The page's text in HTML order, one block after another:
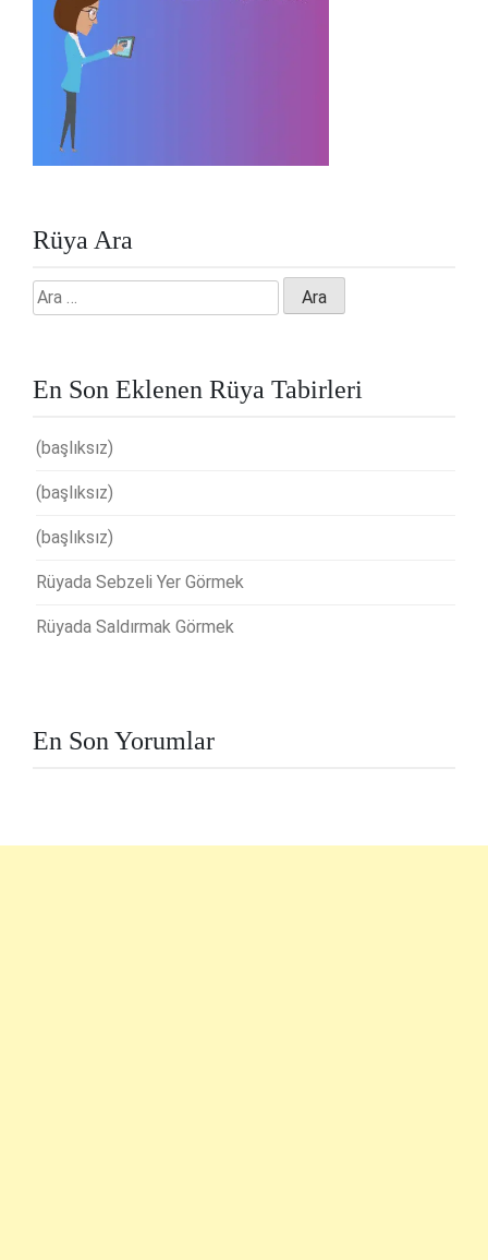
Rüya Ara
Arama:
En Son Eklenen Rüya Tabirleri
(başlıksız)
(başlıksız)
(başlıksız)
Rüyada Sebzeli Yer Görmek
Rüyada Saldırmak Görmek
En Son Yorumlar